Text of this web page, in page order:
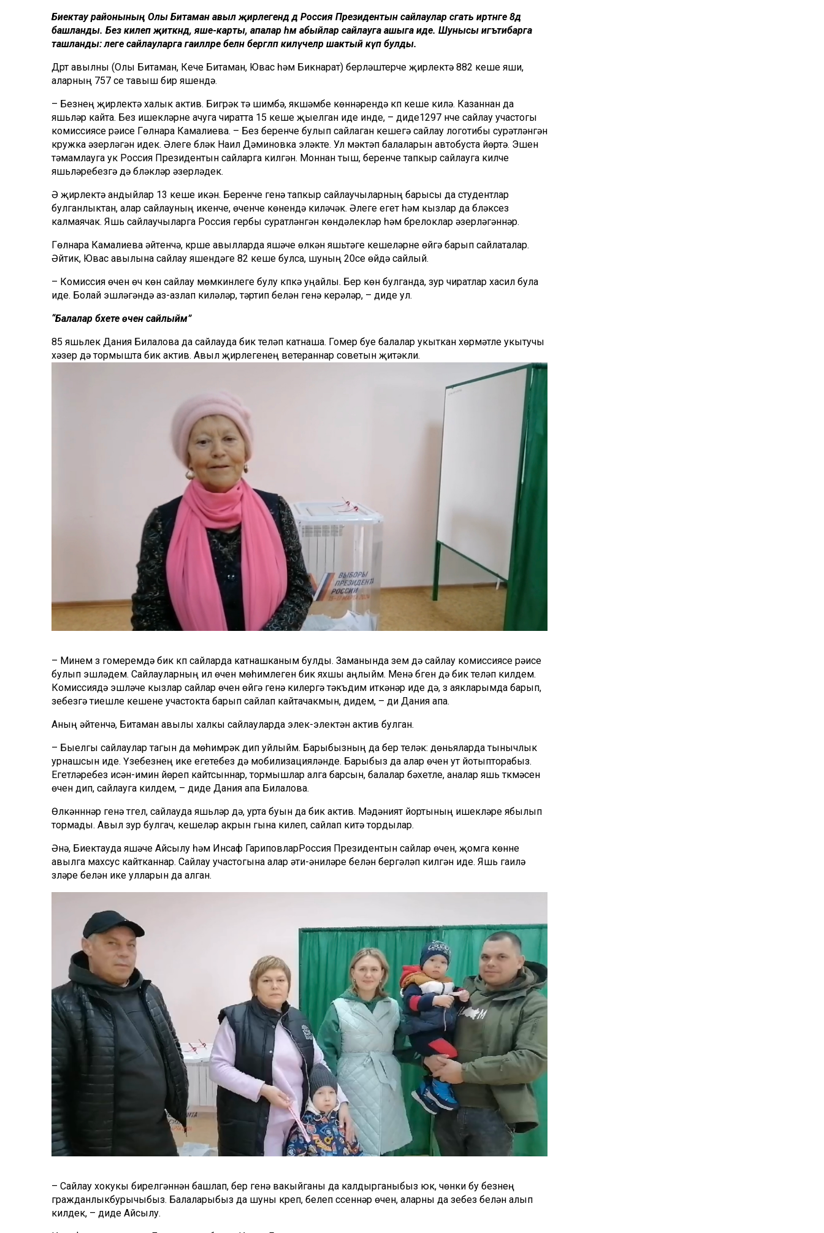
Биектау районының Олы Битаман авылҗирлегендә дә Россия Президентын сайлаулар сәгать иртәнге 8дә
башланды. Без килеп җиткәндә, яше-карты, апалар һәм абыйлар сайлауга ашыга иде. Шунысы игътибарга
ташланды: әлеге сайлауларга гаиләләре белән бергәләп килүчеләр шактый күп булды.
Дүрт авылны (Олы Битаман, Кече Битаман, Ювас һәм Бикнарат) берләштерүче җирлектә 882 кеше яши,
аларның 757 сетавыш бирү яшендә.
– Безнең җирлектә халык актив. Бигрәк тә шимбә, якшәмбе көннәрендә күп кеше килә. Казаннан да
яшьләр кайта. Без ишекләрне ачуга чиратта 15 кеше җыелган иде инде, – диде1297 нче сайлау участогы
комиссиясе рәисе Гөлнара Камалиева. – Без беренче булып сайлаган кешегә сайлау логотибы сурәтләнгән
кружка әзерләгән идек. Әлеге бүләк Наил Дәминовка эләкте. Ул мәктәп балаларын автобуста йөртә. Эшен
тәмамлауга ук Россия Президентын сайларга килгән. Моннан тыш, беренче тапкыр сайлауга килүче
яшьләребезгә дә бүләкләр әзерләдек.
Ә җирлектә андыйлар 13 кеше икән. Беренче генә тапкыр сайлаучыларның барысы да студентлар
булганлыктан, алар сайлауның икенче, өченче көнендә киләчәк. Әлеге егет һәм кызлар да бүләксез
калмаячак. Яшь сайлаучыларга Россия гербы суратләнгән көндәлекләр һәм брелоклар әзерләгәннәр.
Гөлнара Камалиева әйтүенчә, күрше авылларда яшәүче өлкән яшьтәге кешеләрне өйгә барып сайлаталар.
Әйтик, Ювас авылына сайлау яшендәге 82 кеше булса, шуның 20се өйдә сайлый.
– Комиссия өчен өч көн сайлау мөмкинлеге булу күпкә уңайлы. Бер көн булганда, зур чиратлар хасил була
иде. Болай эшләгәндә аз-азлап киләләр, тәртип белән генә керәләр, – диде ул.
“Балалар бәхете өчен сайлыйм”
85 яшьлек Дания Билалова да сайлауда бик теләп катнаша. Гомер буе балалар укыткан хөрмәтле укытучы
хәзер дә тормышта бик актив. Авыл җирлегенең ветераннар советын җитәкли.
– Минем үз гомеремдә бик күп сайларда катнашканым булды. Заманында үзем дә сайлау комиссиясе рәисе
булып эшләдем. Сайлауларның ил өчен мөһимлеген бик яхшы аңлыйм. Менә бүген дә бик теләп килдем.
Комиссиядә эшләүче кызлар сайлар өчен өйгә генә килергә тәкъдим иткәнәр иде дә, ү з аякларымда барып,
үзебезгә тиешле кешене участокта барып сайлап кайтачакмын, дидем, – ди Дания апа.
Аның әйтүенчә, Битаман авылы халкы сайлауларда элек-электән актив булган.
– Быелгы сайлаулар тагын да мөһимрәк дип уйлыйм. Барыбызның да бер теләк: дөньялардатынычлык
урнашсын иде. Үзебезнең ике егетебез дә мобилизацияләнде. Барыбыз да алар өчен ут йотыпторабыз.
Егетләребез исән-имин йөреп кайтсыннар, тормышлар алга барсын, балалар бәхетле, аналар яшь түкмәсен
өчен дип, сайлауга килдем, – диде Дания апа Билалова.
Өлкәнннәр генә түгел, сайлауда яшьләр дә, урта буын да бик актив. Мәдәният йортының ишекләре ябылып
тормады. Авыл зур булгач, кешеләр акрын гына килеп, сайлап китә тордылар.
Әнә, Биектауда яшәүче Айсылу һәм Инсаф ГариповларРоссия Президентын сайлар өчен, җомга көнне
авылга махсус кайтканнар. Сайлау участогына алар әти-әниләре белән бергәләп килгән иде. Яшь гаилә
үзләре белән ике улларын да алган.
– Сайлау хокукы бирелгәннән башлап, бер генә вакыйганы да калдырганыбыз юк, чөнки бу безнең
гражданлыкбурычыбыз. Балаларыбыз да шуны күреп, белеп үссеннәр өчен, аларны да үзебез белән алып
килдек, – диде Айсылу.